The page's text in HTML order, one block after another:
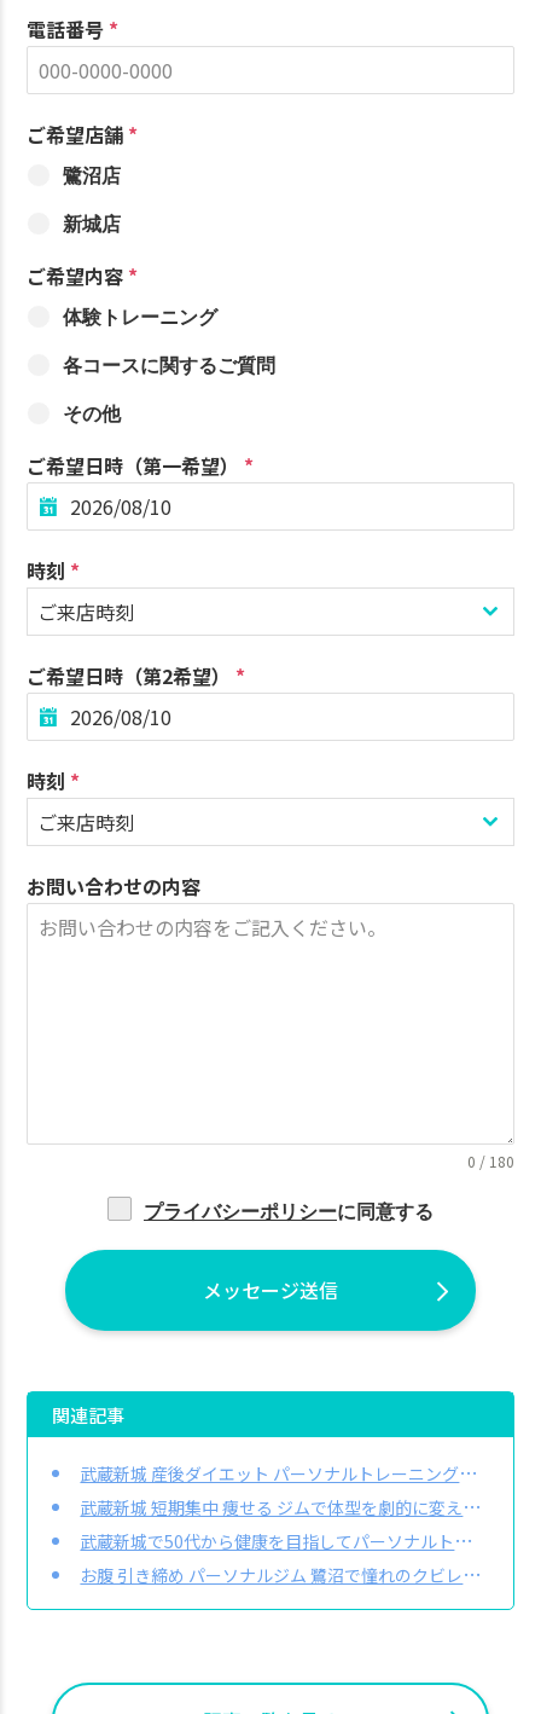
電話番号 *
ご希望店舗 *
鷺沼店
新城店
ご希望内容 *
体験トレーニング
各コースに関するご質問
その他
ご希望日時（第一希望） *
時刻 *
ご来店時刻
ご希望日時（第2希望） *
時刻 *
ご来店時刻
お問い合わせの内容
0 / 180
プライバシーポリシーに同意する
メッセージ送信
関連記事
武蔵新城 産後ダイエット パーソナルトレーニングでお腹周りを戻したいあなたへ
武蔵新城 短期集中 痩せる ジムで体型を劇的に変えたいあなたへ
武蔵新城で50代から健康を目指してパーソナルトレーニングを始めたい方へ
お腹 引き締め パーソナルジム 鷺沼で憧れのクビレを手に入れたいあなたへ